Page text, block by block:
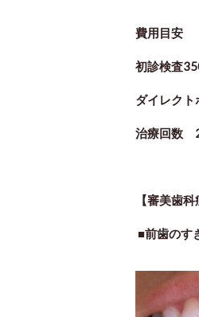
費用目安
初診検査
ダイレク
治療回数
【審美歯
■前歯のす